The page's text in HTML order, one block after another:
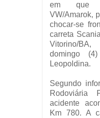
em que
VW/Amarok,
chocar-se
carreta
Vitorino/
domingo
Leopoldina.
Segundo
Rodoviária
acidente
Km 780. A